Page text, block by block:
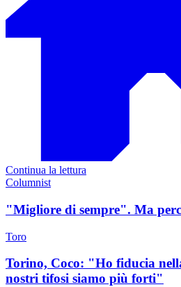
Continua la lettura
Columnist
"Migliore di sempre". Ma
Toro
Torino, Coco: "Ho fiducia
nostri tifosi siamo più forti"